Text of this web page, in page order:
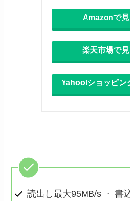
Amazonで見
楽天市場で
Yahoo!ショッピン
読出し最大95MB/s ・ 書